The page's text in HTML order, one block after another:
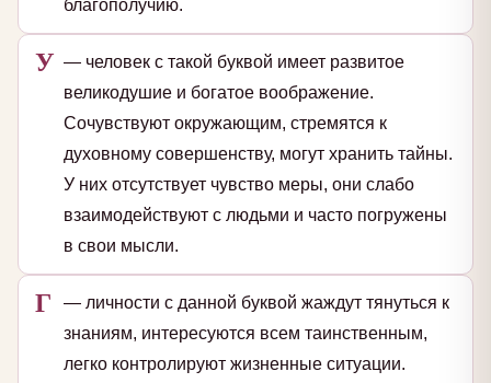
благополучию.
У — человек с такой буквой имеет развитое
великодушие и богатое воображение.
Сочувствуют окружающим, стремятся к
духовному совершенству, могут хранить тайны.
У них отсутствует чувство меры, они слабо
взаимодействуют с людьми и часто погружены
в свои мысли.
Г
— личности с данной буквой жаждут тянуться к
знаниям, интересуются всем таинственным,
легко контролируют жизненные ситуации.